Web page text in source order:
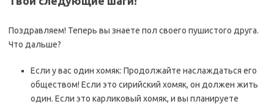
Поздравляем! Теперь вы знаете пол своего пушистого друга.
Что дальше?
Если у вас один хомяк: Продолжайте наслаждаться его
обществом! Если это сирийский хомяк, он должен жить
один. Если это карликовый хомяк, и вы планируете